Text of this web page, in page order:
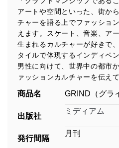
アートや空間といった、街か
チャーを語る上でファッショ
えます。スケート、音楽、ア
生まれるカルチャーが好きで
タイルで体現するインディペ
男性に向けて、世界中の都市
ァッションカルチャーを伝え
商品名 GRIND（グラ
出版社
ミディアム
発行間隔
月刊